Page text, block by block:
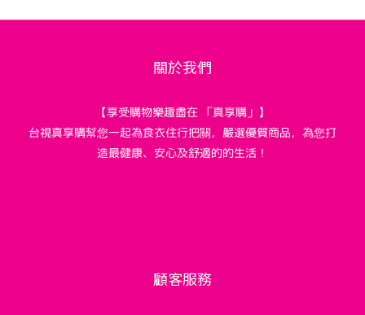
關於我們
【享受購物樂趣盡在 「真享購」】
台視真享購幫您一起為食衣住行把關，嚴選優質商品，為您打
造最健康、安心及舒適的的生活！
顧客服務